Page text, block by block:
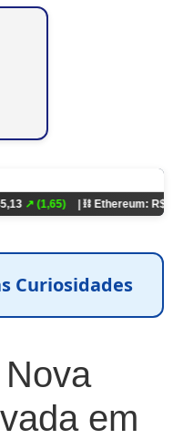
| ⛓️ Ethereum: R$ 18.321,93↗
Curiosidades
em